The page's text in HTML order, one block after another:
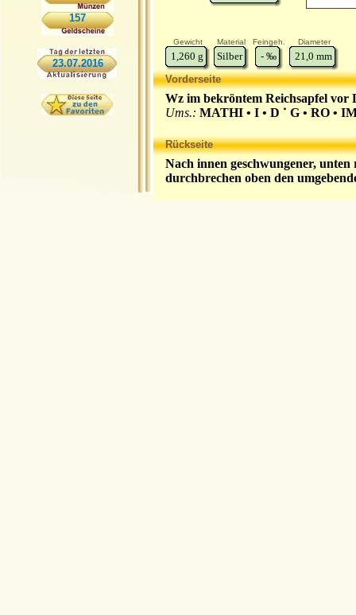
157
23.07.2016
Gewicht Material Feingeh. Diameter
1,260 g Silber - ‰ 21,0 mm
Vorderseite
Wz im bekröntem Reichsapfel
Ums.: MATHI • I • D G • RO •
Rückseite
Nach innen geschwungener,
durchbrechen oben den